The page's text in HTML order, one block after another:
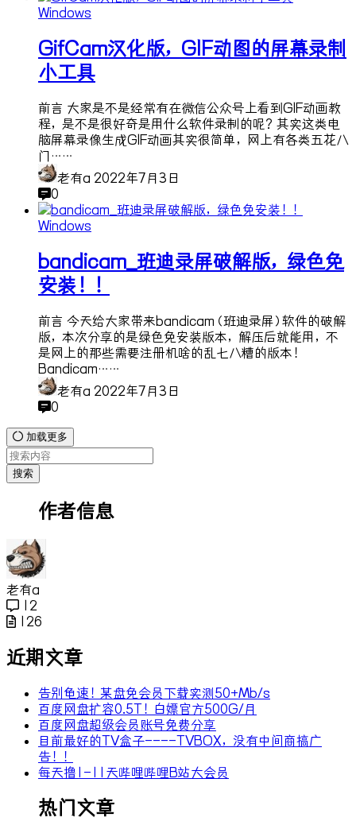
Windows
GifCam汉化版，GIF动图的屏幕录制
小工具
前言 大家是不是经常有在微信公众号上看到GIF动画教
程，是不是很好奇是用什么软件录制的呢？其实这类电
脑屏幕录像生成GIF动画其实很简单，网上有各类五花八
门……
老有a 2022年7月3日
0
Windows
bandicam_班迪录屏破解版，绿色免
安装！！
前言 今天给大家带来bandicam（班迪录屏）软件的破解
版，本次分享的是绿色免安装版本，解压后就能用，不
是网上的那些需要注册机啥的乱七八糟的版本！
Bandicam……
老有a 2022年7月3日
0
加载更多
搜索
作者信息
老有a
12
126
近期文章
告别龟速！某盘免会员下载实测50+Mb/s
百度网盘扩容0.5T！白嫖官方500G/月
百度网盘超级会员账号免费分享
目前最好的TV盒子----TVBOX，没有中间商搞广
告！！
每天撸1-11天哔哩哔哩B站大会员
热门文章